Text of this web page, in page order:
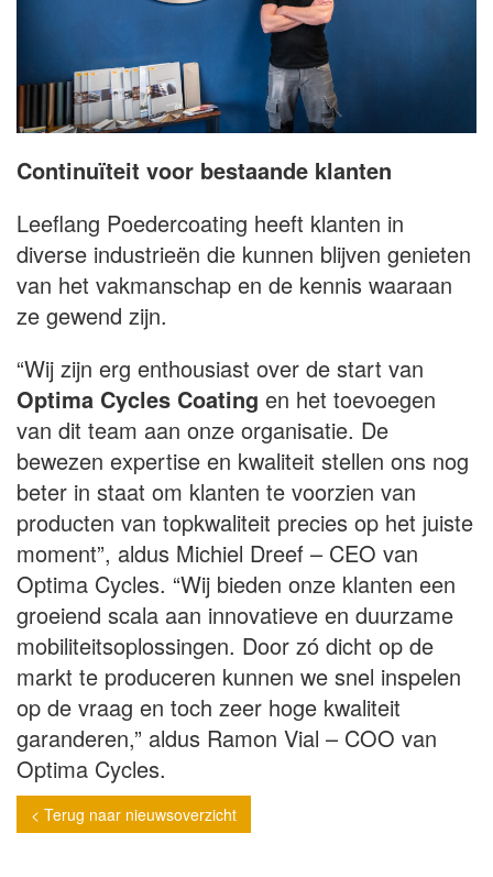
Continuïteit voor bestaande klanten
Leeflang Poedercoating heeft klanten in
diverse industrieën die kunnen blijven genieten
van het vakmanschap en de kennis waaraan
ze gewend zijn.
“Wij zijn erg enthousiast over de start van
Optima Cycles Coating en het toevoegen
van dit team aan onze organisatie. De
bewezen expertise en kwaliteit stellen ons nog
beter in staat om klanten te voorzien van
producten van topkwaliteit precies op het juiste
moment”, aldus Michiel Dreef – CEO van
Optima Cycles. “Wij bieden onze klanten een
groeiend scala aan innovatieve en duurzame
mobiliteitsoplossingen. Door zó dicht op de
markt te produceren kunnen we snel inspelen
op de vraag en toch zeer hoge kwaliteit
garanderen,” aldus Ramon Vial – COO van
Optima Cycles.
< Terug naar nieuwsoverzicht